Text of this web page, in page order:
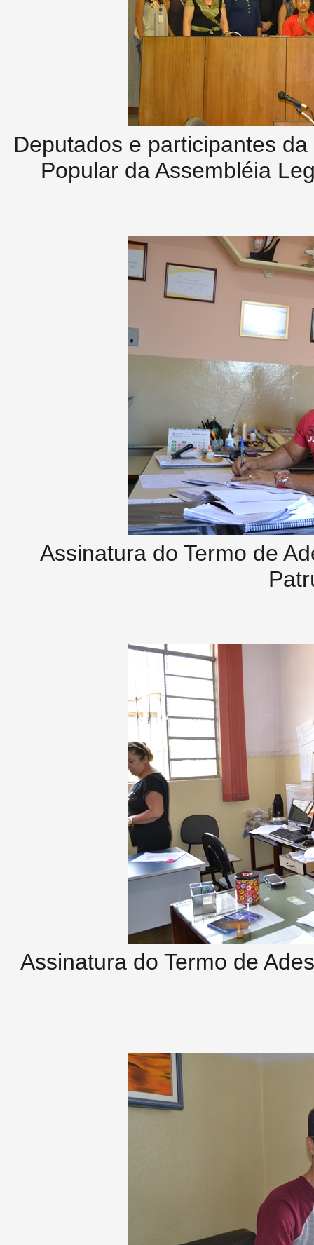
Deputados e participantes
Popular da Assembléia
Assinatura do Termo de
Assinatura do Termo de